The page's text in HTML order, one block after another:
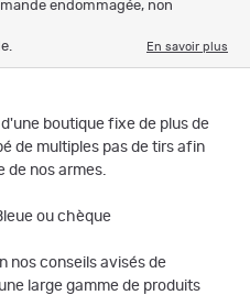
endommagée, non
En savoir plus
boutique fixe de plus de
de multiples pas de tirs afin
de nos armes.
ou chèque
nos conseils avisés de
large gamme de produits